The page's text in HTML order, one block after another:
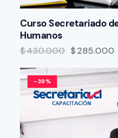
Curso Secretariado
Humanos
$430.000 $285.000
-39%